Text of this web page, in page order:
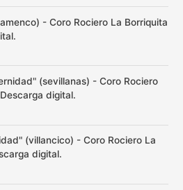
- Coro Rociero La Borriquita
(sevillanas) - Coro Rociero
digital.
(villancico) - Coro Rociero La
digital.